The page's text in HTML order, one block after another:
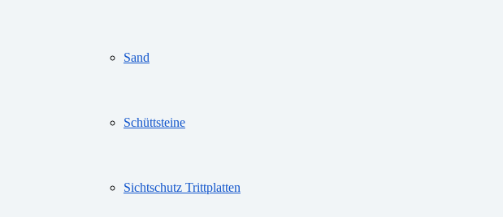
Sand
Schüttsteine
Sichtschutz Trittplatten